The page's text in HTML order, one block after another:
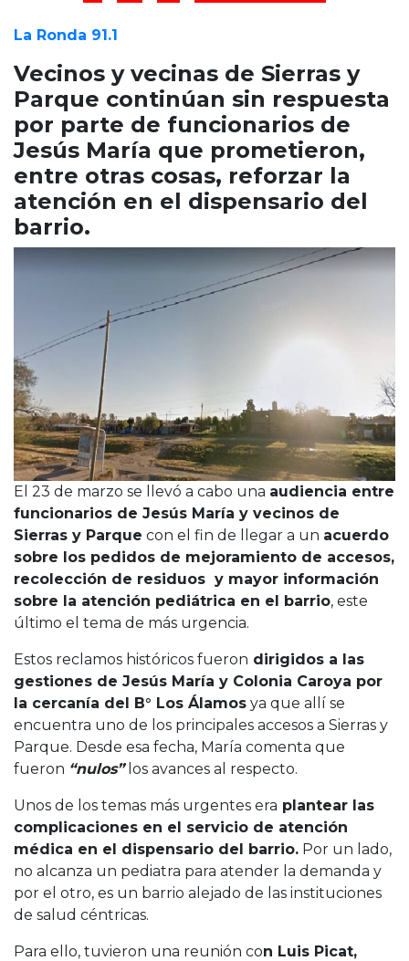
Cruz del Eje
Laboulaye y sur
Bell Ville
Río Tercero
Despeñaderos
La Ronda 91.1
Vecinos y vecinas de Sierras y
Parque continúan sin respuesta
por parte de funcionarios de
Jesús María que prometieron,
entre otras cosas, reforzar la
atención en el dispensario del
barrio.
El 23 de marzo se llevó a cabo una audiencia entre
funcionarios de Jesús María y vecinos de
Sierras y Parque con el fin de llegar a un acuerdo
sobre los pedidos de mejoramiento de accesos,
recolección de residuos y mayor información
sobre la atención pediátrica en el barrio, este
último el tema de más urgencia.
Estos reclamos históricos fueron dirigidos a las
gestiones de Jesús María y Colonia Caroya por
la cercanía del B° Los Álamos ya que allí se
encuentra uno de los principales accesos a Sierras y
Parque. Desde esa fecha, María comenta que
fueron “nulos”los avances al respecto.
Unos de los temas más urgentes era plantear las
complicaciones en el servicio de atención
médica en el dispensario del barrio. Por un lado,
no alcanza un pediatra para atender la demanda y
por el otro, es un barrio alejado de las instituciones
de salud céntricas.
Para ello, tuvieron una reunión con Luis Picat,